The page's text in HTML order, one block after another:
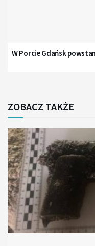
W Porcie Gdańsk
ZOBACZ TAKŻE